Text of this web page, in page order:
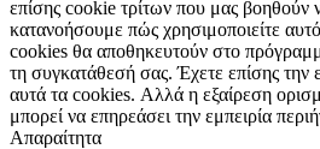
επίσης cookie τρίτων που μας βοηθούν
κατανοήσουμε πώς χρησιμοποιείτε
cookies θα αποθηκευτούν στο
τη συγκατάθεσή σας. Έχετε επίσης την
αυτά τα cookies. Αλλά η εξαίρεση
μπορεί να επηρεάσει την εμπειρία
Απαραίτητα